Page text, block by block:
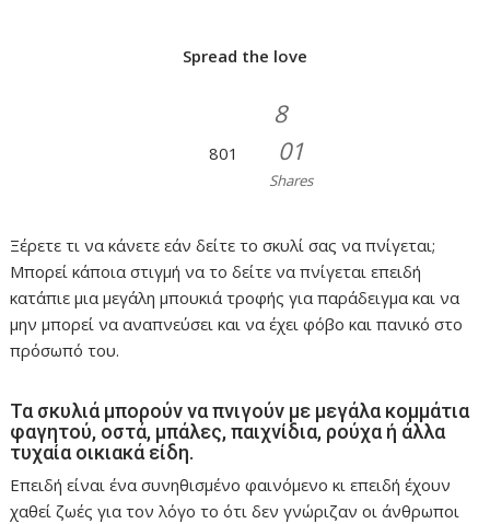
Spread the love
801
8
01
Shares
Ξέρετε τι να κάνετε εάν δείτε το σκυλί σας να πνίγεται;
Μπορεί κάποια στιγμή να το δείτε να πνίγεται επειδή
κατάπιε μια μεγάλη μπουκιά τροφής για παράδειγμα και να
μην μπορεί να αναπνεύσει και να έχει φόβο και πανικό στο
πρόσωπό του.
Τα σκυλιά μπορούν να πνιγούν με μεγάλα κομμάτια
φαγητού, οστά, μπάλες, παιχνίδια, ρούχα ή άλλα
τυχαία οικιακά είδη.
Επειδή είναι ένα συνηθισμένο φαινόμενο κι επειδή έχουν
χαθεί ζωές για τον λόγο το ότι δεν γνώριζαν οι άνθρωποι